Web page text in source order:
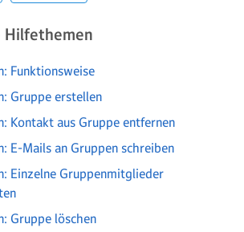
Hilfethemen
Funktionsweise
Gruppe erstellen
Kontakt aus Gruppe entfernen
E-Mails an Gruppen schreiben
Einzelne Gruppenmitglieder
Gruppe löschen